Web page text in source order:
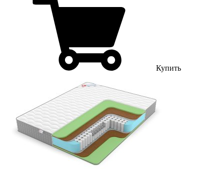
Купить